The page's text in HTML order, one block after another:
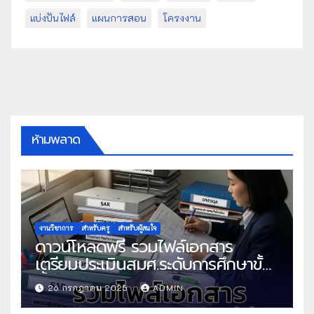
แบ่งปันไฟล์ แผนการสอน โครงงาน
ห้ามพลาด
งานวิชาการ สำหรับครู สำหรับผู้สนใจ
ดาวน์โหลดฟรี รวมไฟล์เอกสาร
เตรียมประเมินสมศ.ระดับการศึกษาขั้น
พื้นฐาน
26 กรกฎาคม 2025 ADMIN